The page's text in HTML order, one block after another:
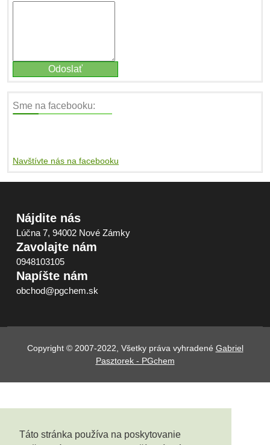
Táto stránka používa na poskytovanie
Sme na facebooku:
Navštívte nás na facebooku
Nájdite nás
Lúčna 7, 94002 Nové Zámky
Zavolajte nám
0948103105
Napíšte nám
obchod@pgchem.sk
Copyright © 2007-2022, Všetky práva vyhradené Gabriel
Pasztorek - PGchem